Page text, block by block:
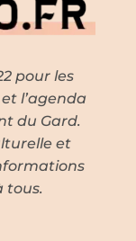
pour les
l’agenda
du Gard.
et
tous.